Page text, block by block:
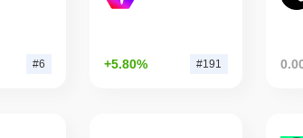
폐 거래 합법화하지만 소매 구매자는 연간
#6 +5.80% #191